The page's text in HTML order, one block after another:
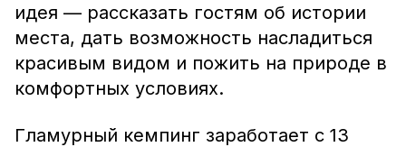
идея — рассказать гостям об истории
места, дать возможность насладиться
красивым видом и пожить на природе в
комфортных условиях.
Гламурный кемпинг заработает с 13